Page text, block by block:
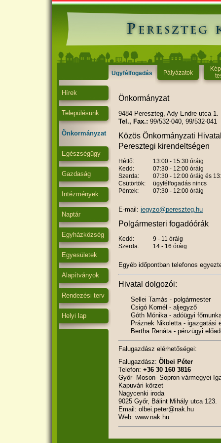
Ügyfélfogadás Pályázatok
Hírek
Településünk
Önkormányzat
Egészségügy
Gazdaság
Intézmények
Naptár
Egyházközség
Egyesületek
Alapítványok
Rendezési terv
Helyi lap
Önkormányzat
9484 Pereszteg, Ady Endre utca 1.
Tel., Fax.: 99/532-040, 99/532-041
Közös Önkormányzati
Peresztegi kirendeltségen
Hétfő:
13:00 - 15:30 óráig
Kedd:
07:30 - 12:00 óráig
Szerda:
07:30 - 12:00 óráig és
Csütörtök:
ügyfélfogadás nincs
Péntek:
07:30 - 12:00 óráig
E-mail: jegyzo@pereszteg.hu
Polgármesteri fogadóórák
Kedd:
9 - 11 óráig
Szerda:
14 - 16 óráig
Egyéb időpontban telefonos
Hivatal dolgozói:
Sellei Tamás - polgármester
Csigó Kornél - aljegyző
Góth Mónika - adóügyi
Práznek Nikoletta - igazgatási
Bertha Renáta - pénzügyi
Falugazdász elérhetőségei:
Falugazdász: Ölbei Péter
Telefon: +36 30 160 3816
Győr- Moson- Sopron vármegyei
Kapuvári körzet
Nagycenki iroda
9025 Győr, Bálint Mihály utca 123.
Email: olbei.peter@nak.hu
Web: www.nak.hu